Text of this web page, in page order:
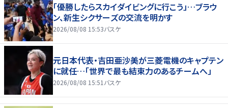
「優勝したらスカイダイビングに行こう」…ブラウ
ン、新生シクサーズの交流を明かす
2026/08/08 15:53バスケ
元日本代表・吉田亜沙美が三菱電機のキャプテン
に就任…「世界で最も結束力のあるチームへ」
2026/08/08 15:51 バスケ